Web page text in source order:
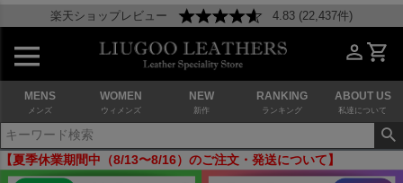
楽天ショップレビュー 4.83 (22,437件)
MENS
メンズ
WOMEN
ウィメンズ
NEW
新作
RANKING
ランキング
ABOUT US
私達について
【夏季休業期間中（8/13〜8/16）のご注文・発送について】